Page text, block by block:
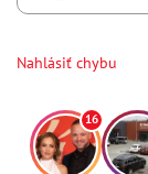
Nahlásiť chybu
16